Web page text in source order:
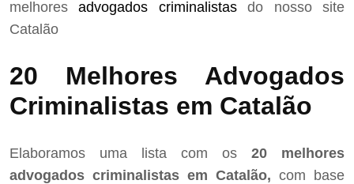
melhoresadvogados criminalistasdo nosso site
Catalão
20 Melhores Advogados
Criminalistas em Catalão
Elaboramos uma lista com os 20 melhores
advogados criminalistas em Catalão, com base